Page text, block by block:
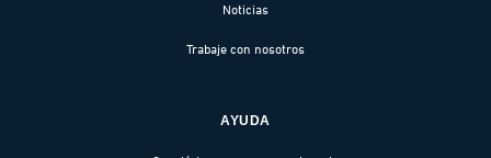
Noticias
Trabaje con nosotros
AYUDA